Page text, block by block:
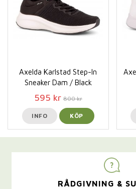
Axelda Karlstad Step-In
Sneaker Dam / Black
595 kr 800 kr
INFO KÖP
RÅDGIVNING &